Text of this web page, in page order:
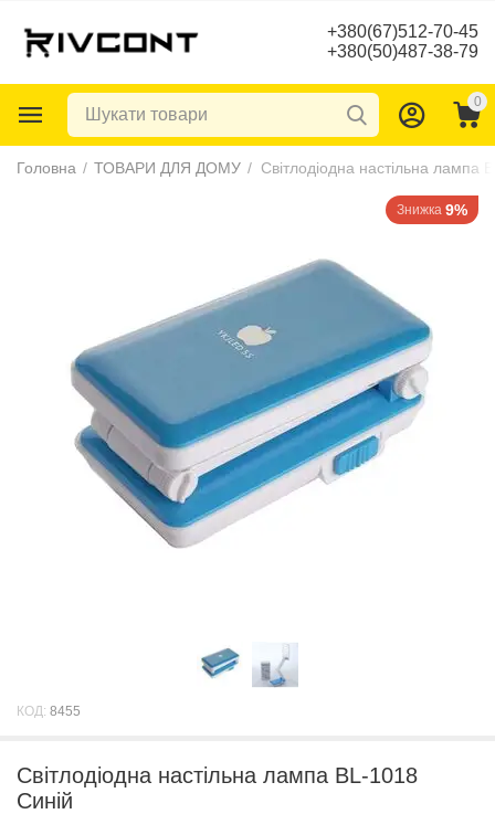
+380(67)512-70-45
+380(50)487-38-79
0
Головна / ТОВАРИ ДЛЯ ДОМУ / Світлодіодна настільна лампа
Знижка 9%
КОД: 8455
Світлодіодна настільна лампа BL-1018
Синій